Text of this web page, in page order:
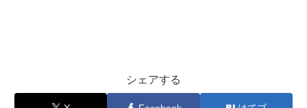
シェアする